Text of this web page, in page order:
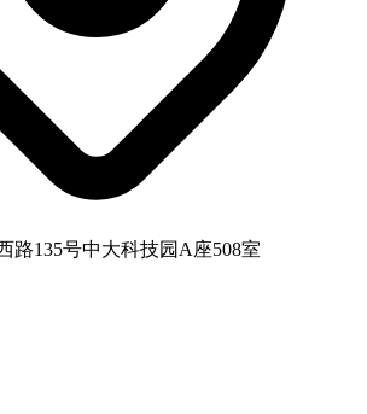
路135号中大科技园A座508室